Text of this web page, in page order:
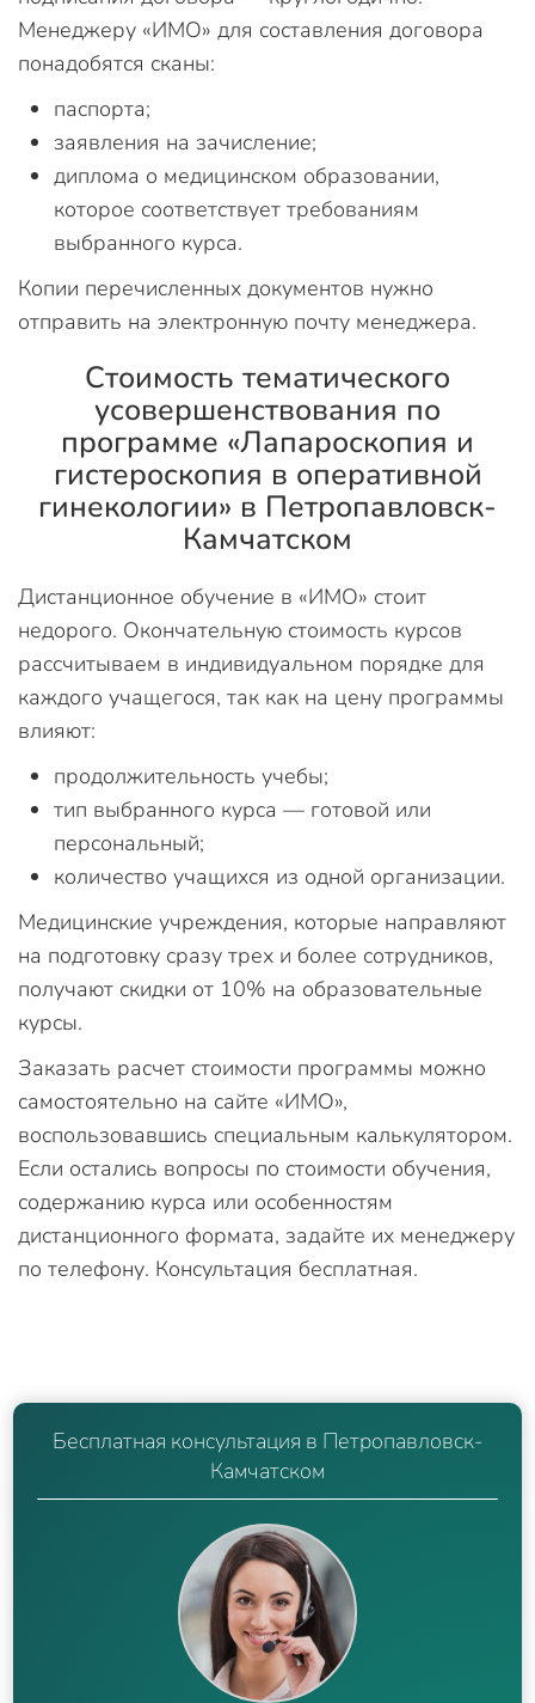
Менеджеру «ИМО» для составления договора
понадобятся сканы:
паспорта;
заявления на зачисление;
диплома о медицинском образовании,
которое соответствует требованиям
выбранного курса.
Копии перечисленных документов нужно
отправить на электронную почту менеджера.
Стоимость тематического
усовершенствования по
программе «Лапароскопия и
гистероскопия в оперативной
гинекологии» в Петропавловск-
Камчатском
Дистанционное обучение в «ИМО» стоит
недорого. Окончательную стоимость курсов
рассчитываем в индивидуальном порядке для
каждого учащегося, так как на цену программы
влияют:
продолжительность учебы;
тип выбранного курса — готовой или
персональный;
количество учащихся из одной организации.
Медицинские учреждения, которые направляют
на подготовку сразу трех и более сотрудников,
получают скидки от 10% на образовательные
курсы.
Заказать расчет стоимости программы можно
самостоятельно на сайте «ИМО»,
воспользовавшись специальным калькулятором.
Если остались вопросы по стоимости обучения,
содержанию курса или особенностям
дистанционного формата, задайте их менеджеру
по телефону. Консультация бесплатная.
Бесплатная консультация в Петропавловск-
Камчатском